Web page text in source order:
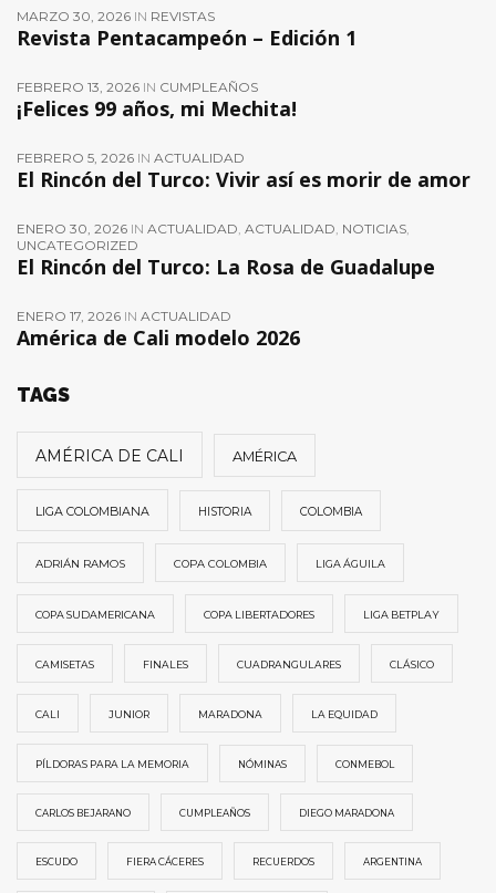
MARZO 30, 2026 IN REVISTAS
Revista Pentacampeón – Edición 1
FEBRERO 13, 2026 IN CUMPLEAÑOS
¡Felices 99 años, mi Mechita!
FEBRERO 5, 2026 IN ACTUALIDAD
El Rincón del Turco: Vivir así es morir de amor
ENERO 30, 2026 IN ACTUALIDAD, ACTUALIDAD, NOTICIAS,
UNCATEGORIZED
El Rincón del Turco: La Rosa de Guadalupe
ENERO 17, 2026 IN ACTUALIDAD
América de Cali modelo 2026
TAGS
AMÉRICA DE CALI AMÉRICA
LIGA COLOMBIANA HISTORIA COLOMBIA
ADRIÁN RAMOS COPA COLOMBIA LIGA ÁGUILA
COPA SUDAMERICANA COPA LIBERTADORES LIGA BETPLAY
CAMISETAS FINALES CUADRANGULARES CLÁSICO
CALI JUNIOR MARADONA LA EQUIDAD
PÍLDORAS PARA LA MEMORIA NÓMINAS CONMEBOL
CARLOS BEJARANO CUMPLEAÑOS DIEGO MARADONA
ESCUDO FIERA CÁCERES RECUERDOS ARGENTINA